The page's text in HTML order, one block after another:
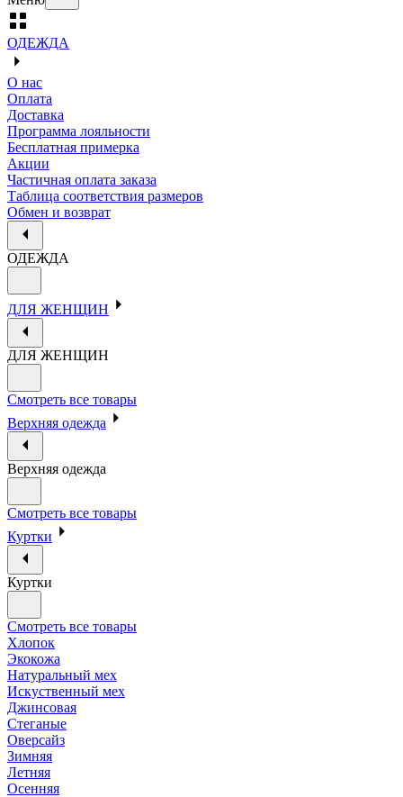
ОДЕЖДА
О нас
Оплата
Доставка
Программа лояльности
Бесплатная примерка
Акции
Частичная оплата заказа
Таблица соответствия размеров
Обмен и возврат
ОДЕЖДА
ДЛЯ ЖЕНЩИН
ДЛЯ ЖЕНЩИН
Смотреть все товары
Верхняя одежда
Верхняя одежда
Смотреть все товары
Куртки
Куртки
Смотреть все товары
Хлопок
Экокожа
Натуральный мех
Искуственный мех
Джинсовая
Стеганые
Оверсайз
Зимняя
Летняя
Осенняя